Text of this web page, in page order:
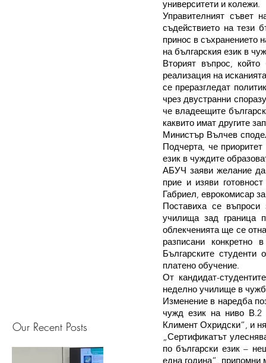
Our Recent Posts
университети и колежи.
Управителният
съдействието на тези
принос в съхранението
на българския език в
Вторият въпрос,
реализация на
се преразгледат
чрез двустранни
че владеещите
каквито имат другите
Министър Вълчев
Подчерта, че
език в чуждите
АБУЧ заяви желание да
прие и изяви
Габриел, еврокомисар
Поставиха се
училища зад граница
облекченията ще се
разписани конкретно
Българските
платено обучение.
От кандидат-
неделно училище в
Изменение в наредба
чужд език на ниво В.2
Климент Охридски“, и
„Сертификатът
по български език –
една година“, припомни